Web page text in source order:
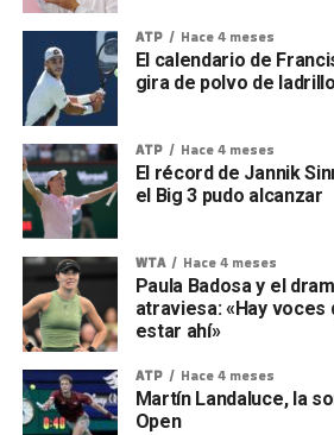
ATP Hace 4 meses
El calendario de
gira de polvo de ladrillo
ATP Hace 4 meses
El récord de Jannik
el Big 3 pudo alcanzar
WTA Hace 4 meses
Paula Badosa y el
atraviesa: «Hay voces
estar ahí»
ATP Hace 4 meses
Martín Landaluce, la
Open